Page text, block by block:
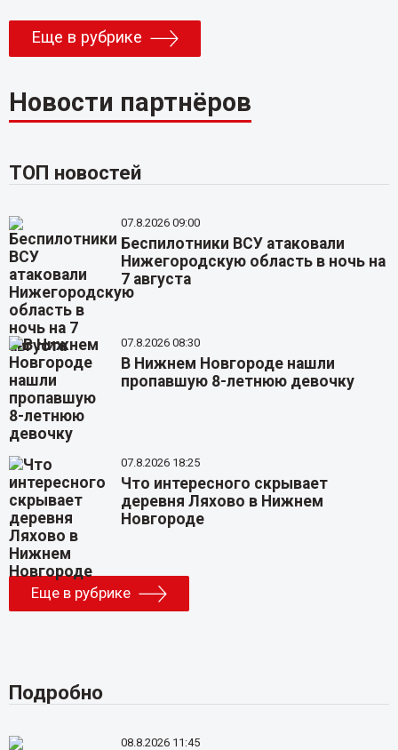
Еще в рубрике
Новости партнёров
ТОП новостей
07.8.2026 09:00
Беспилотники ВСУ атаковали
Нижегородскую область в ночь на
7 августа
07.8.2026 08:30
В Нижнем Новгороде нашли
пропавшую 8-летнюю девочку
07.8.2026 18:25
Что интересного скрывает
деревня Ляхово в Нижнем
Новгороде
Еще в рубрике
Подробно
08.8.2026 11:45